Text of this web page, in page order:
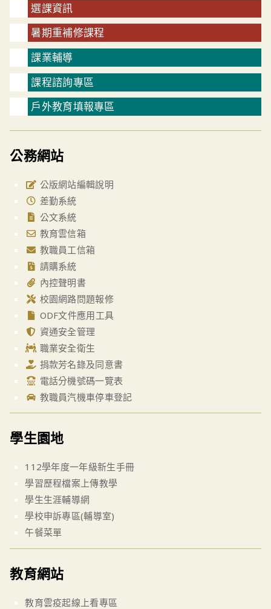
選課資訊
暑期重補修課程
課業輔導
課程諮詢專區
戶外教育填報專區
公務網站
公版網站編輯說明
差勤系統
公文系統
教育雲信箱
教職員工信箱
請購系統
內控聲明書
校園網路問題報修
ODF文件應用工具
資通安全管理
職業安全衛生
捐款芳名錄及同意書
電話分機號碼一覽表
教職員汽機車停車登記
學生園地
112學年度一年級新生手冊
學習歷程檔案上傳教學
學生生涯輔導網
學校申訴專區(輔導室)
午餐菜單
教育網站
教育雲疫起線上看專區